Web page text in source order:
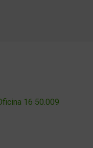
16 50.009